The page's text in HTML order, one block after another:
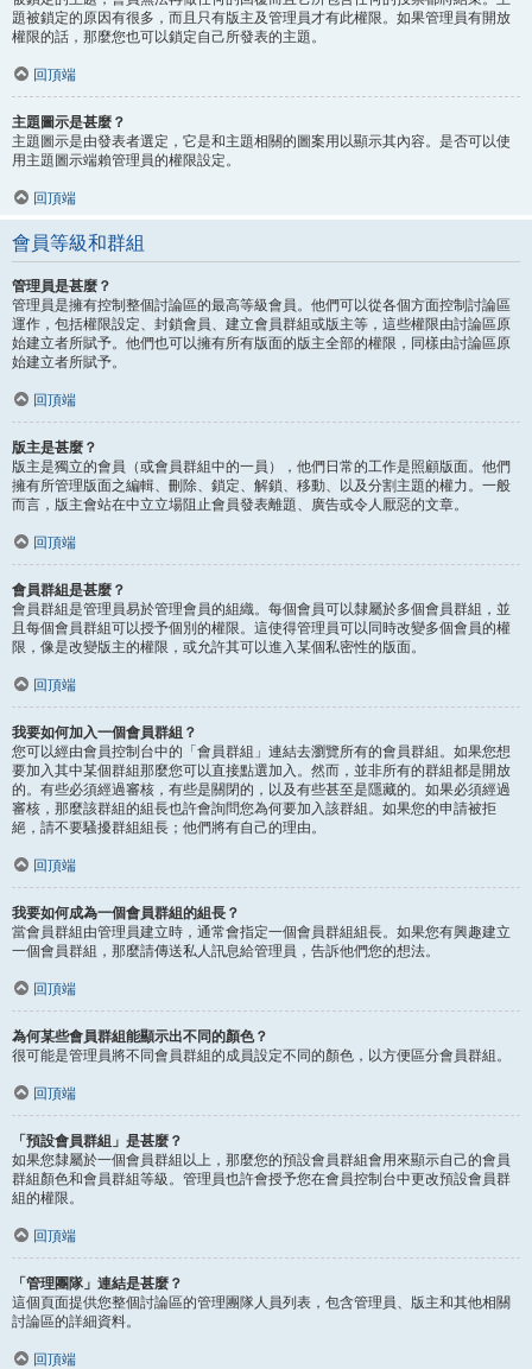
題被鎖定的原因有很多，而且只有版主及管理員才有此權限。如果管理員有開放
權限的話，那麼您也可以鎖定自己所發表的主題。
回頂端
主題圖示是甚麼？
主題圖示是由發表者選定，它是和主題相關的圖案用以顯示其內容。是否可以使
用主題圖示端賴管理員的權限設定。
回頂端
會員等級和群組
管理員是甚麼？
管理員是擁有控制整個討論區的最高等級會員。他們可以從各個方面控制討論區
運作，包括權限設定、封鎖會員、建立會員群組或版主等，這些權限由討論區原
始建立者所賦予。他們也可以擁有所有版面的版主全部的權限，同樣由討論區原
始建立者所賦予。
回頂端
版主是甚麼？
版主是獨立的會員（或會員群組中的一員），他們日常的工作是照顧版面。他們
擁有所管理版面之編輯、刪除、鎖定、解鎖、移動、以及分割主題的權力。一般
而言，版主會站在中立立場阻止會員發表離題、廣告或令人厭惡的文章。
回頂端
會員群組是甚麼？
會員群組是管理員易於管理會員的組織。每個會員可以隸屬於多個會員群組，並
且每個會員群組可以授予個別的權限。這使得管理員可以同時改變多個會員的權
限，像是改變版主的權限，或允許其可以進入某個私密性的版面。
回頂端
我要如何加入一個會員群組？
您可以經由會員控制台中的「會員群組」連結去瀏覽所有的會員群組。如果您想
要加入其中某個群組那麼您可以直接點選加入。然而，並非所有的群組都是開放
的。有些必須經過審核，有些是關閉的，以及有些甚至是隱藏的。如果必須經過
審核，那麼該群組的組長也許會詢問您為何要加入該群組。如果您的申請被拒
絕，請不要騷擾群組組長；他們將有自己的理由。
回頂端
我要如何成為一個會員群組的組長？
當會員群組由管理員建立時，通常會指定一個會員群組組長。如果您有興趣建立
一個會員群組，那麼請傳送私人訊息給管理員，告訴他們您的想法。
回頂端
為何某些會員群組能顯示出不同的顏色？
很可能是管理員將不同會員群組的成員設定不同的顏色，以方便區分會員群組。
回頂端
「預設會員群組」是甚麼？
如果您隸屬於一個會員群組以上，那麼您的預設會員群組會用來顯示自己的會員
群組顏色和會員群組等級。管理員也許會授予您在會員控制台中更改預設會員群
組的權限。
回頂端
「管理團隊」連結是甚麼？
這個頁面提供您整個討論區的管理團隊人員列表，包含管理員、版主和其他相關
討論區的詳細資料。
回頂端